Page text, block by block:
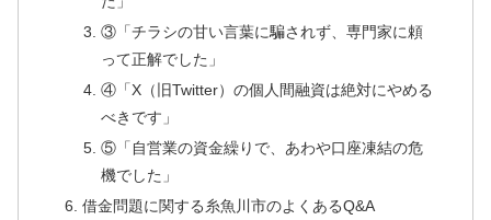
③「チラシの甘い言葉に騙されず、専門家に頼
って正解でした」
④「X（旧Twitter）の個人間融資は絶対にやめる
べきです」
⑤「自営業の資金繰りで、あわや口座凍結の危
機でした」
借金問題に関する糸魚川市のよくあるQ&A